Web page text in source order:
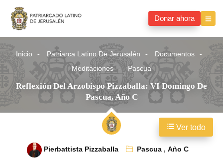
Donar ahora
Inicio Patriarca Latino De Jerusalén
Documentos
Meditaciones
Pascua
Reflexión Del Arzobispo Pizzaballa: VI Domingo De
Pascua, Año C
Pierbattista Pizzaballa Pascua,Año C
Ver todo